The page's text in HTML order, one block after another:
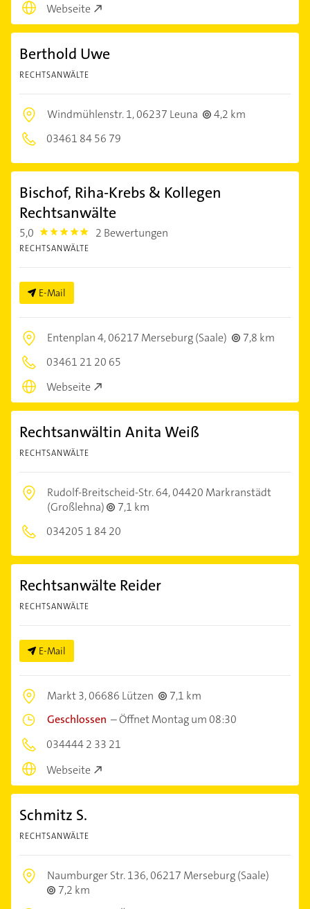
Webseite
Berthold Uwe
RECHTSANWÄLTE
Windmühlenstr. 1,06237 Leuna
4,2 km
03461 84 56 79
Bischof, Riha-Krebs & Kollegen
Rechtsanwälte
5,0 5.0 2 Bewertungen
RECHTSANWÄLTE
E-Mail
Entenplan 4,06217 Merseburg (Saale)
7,8 km
03461 21 20 65
Webseite
Rechtsanwältin Anita Weiß
RECHTSANWÄLTE
Rudolf-Breitscheid-Str. 64,04420 Markranstädt
(Großlehna)
7,1 km
034205 1 84 20
Rechtsanwälte Reider
RECHTSANWÄLTE
E-Mail
Markt 3,06686 Lützen
7,1 km
Geschlossen –Öffnet Montag um 08:30
034444 2 33 21
Webseite
Schmitz S.
RECHTSANWÄLTE
Naumburger Str. 136,06217 Merseburg (Saale)
7,2 km